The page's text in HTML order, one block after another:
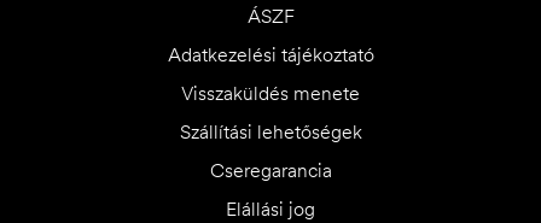
ÁSZF
Adatkezelési tájékoztató
Visszaküldés menete
Szállítási lehetőségek
Cseregarancia
Elállási jog